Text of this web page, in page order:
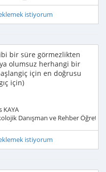
istiyorum
bir süre görmezlikten
olumsuz herhangi bir
için en doğrusu
için)
KAYA
Danışman ve Rehber
istiyorum